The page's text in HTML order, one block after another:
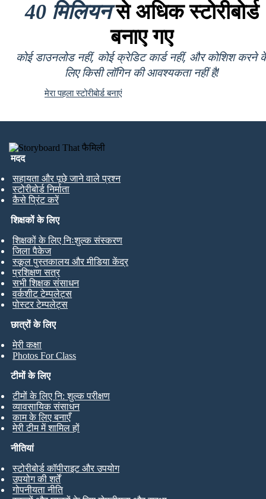
40 मिलियनसे अधिक स्टोरीबोर्ड
बनाए गए
कोई डाउनलोड नहीं, कोई क्रेडिट कार्ड नहीं, और कोशिश करने
लिए किसी लॉगिन की आवश्यकता नहीं है!
मेरा पहला स्टोरीबोर्ड बनाएं
मदद
सहायता और पूछे जाने वाले प्रश्न
स्टोरीबोर्ड निर्माता
कैसे प्रिंट करें
छात्रों के लिए
मेरी कक्षा
Photos For Class
शिक्षकों के लिए
शिक्षकों के लिए निःशुल्क संस्करण
जिला पैकेज
स्कूल पुस्तकालय और मीडिया केंद्र
प्रशिक्षण सत्र
सभी शिक्षक संसाधन
वर्कशीट टेम्पलेट्स
पोस्टर टेम्पलेट्स
टीमों के लिए
टीमों के लिए नि: शुल्क परीक्षण
व्यावसायिक संसाधन
काम के लिए बनाएँ
मेरी टीम में शामिल हों
नीतियां
स्टोरीबोर्ड कॉपीराइट और उपयोग
उपयोग की शर्तें
गोपनीयता नीति